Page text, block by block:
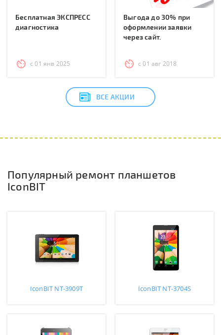
Бесплатная ЭКСПРЕСС
диагностика
с 01 янв 2025
Выгода до 30% при
оформлении заявки
через сайт.
с 01 авг 2018
ВСЕ АКЦИИ
Популярный ремонт планшетов
IconBIT
IconBIT NT-3909T IconBIT NT-3704S